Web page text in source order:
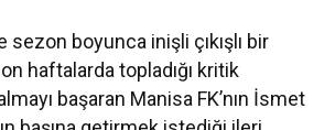
sezon boyunca inişli çıkışlı bir
haftalarda topladığı kritik
başaran Manisa FK’nın İsmet